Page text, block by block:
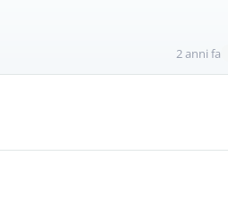
2 anni fa